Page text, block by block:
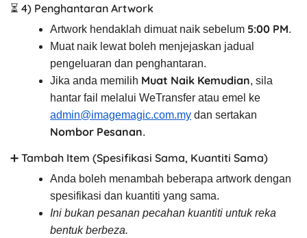
⏳ 4) Penghantaran Artwork
Artwork hendaklah dimuat naik sebelum 5:00 PM.
Muat naik lewat boleh menjejaskan jadual
pengeluaran dan penghantaran.
Jika anda memilih Muat Naik Kemudian, sila
hantar fail melalui WeTransfer atau emel ke
admin@imagemagic.com.my dan sertakan
Nombor Pesanan.
➕ Tambah Item (Spesifikasi Sama, Kuantiti Sama)
Anda boleh menambah beberapa artwork dengan
spesifikasi dan kuantiti yang sama.
Ini bukan pesanan pecahan kuantiti untuk reka
bentuk berbeza.